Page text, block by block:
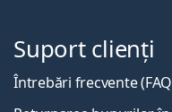
Suport clienți
Întrebări frecvente